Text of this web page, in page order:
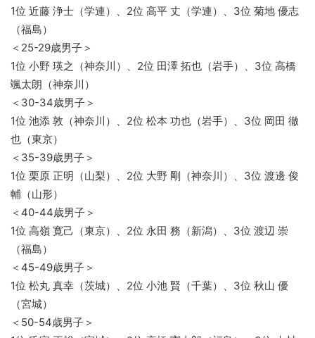
1位 近藤 浄士（学連）、2位 高平 丈（学連）、3位 菊地 優志
（福島）
＜25-29歳男子＞
1位 小野 瑛之（神奈川）、2位 田澤 拓也（岩手）、3位 高橋
颯太朗（神奈川）
＜30-34歳男子＞
1位 池添 敦（神奈川）、2位 松本 功也（岩手）、3位 岡田 徹
也（東京）
＜35-39歳男子＞
1位 栗原 正明（山梨）、2位 大野 剛（神奈川）、3位 渡邊 俊
輔（山形）
＜40-44歳男子＞
1位 高嶺 寛己（東京）、2位 永田 務（新潟）、3位 渡辺 崇
（福島）
＜45-49歳男子＞
1位 松丸 真幸（茨城）、2位 小池 賢（千葉）、3位 秋山 優
（宮城）
＜50-54歳男子＞